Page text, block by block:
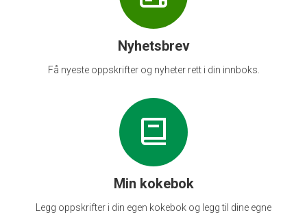
Nyhetsbrev
Få nyeste oppskrifter og nyheter rett i din innboks.
Min kokebok
Legg oppskrifter i din egen kokebok og legg til dine egne